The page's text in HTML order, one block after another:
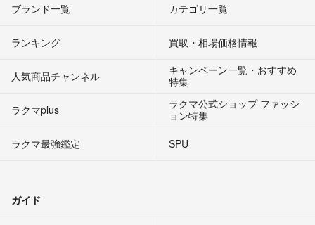
ブランド一覧 カテゴリ一覧
ランキング 買取・相場価格情報
人気商品チャンネル
キャンペーン一覧・おすすめ
特集
ラクマplus
ラクマ公式ショップ ファッシ
ョン特集
ラクマ最強鑑定
SPU
ガイド